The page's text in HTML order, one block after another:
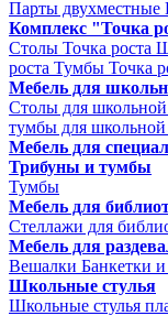
Парты двухместные
Комплекс "Точка
Столы Точка роста
роста Тумбы Точка
Мебель для
Столы для школьной
тумбы для школьной
Мебель для
Трибуны и тумбы
Тумбы
Мебель для
Стеллажи для
Мебель для
Вешалки Банкетки
Школьные стулья
Школьные стулья